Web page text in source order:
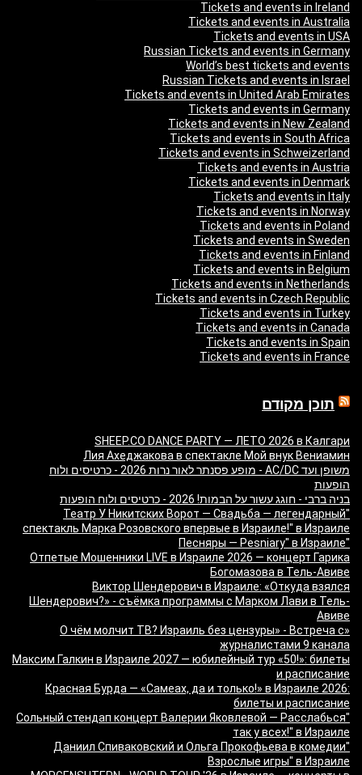
Tickets and events in Ireland
Tickets and events in Australia
Tickets and events in USA
Russian Tickets and events in Germany
World’s best tickets and events
Russian Tickets and events in Israel
Tickets and events in United Arab Emirates
Tickets and events in Germany
Tickets and events in New Zealand
Tickets and events in South Africa
Tickets and events in Schweizerland
Tickets and events in Austria
Tickets and events in Denmark
Tickets and events in Italy
Tickets and events in Norway
Tickets and events in Poland
Tickets and events in Sweden
Tickets and events in Finland
Tickets and events in Belgium
Tickets and events in Netherlands
Tickets and events in Czech Republic
Tickets and events in Turkey
Tickets and events in Canada
Tickets and events in Spain
Tickets and events in France
תוכן מקודם
SHEEP.CO DANCE PARTY — ЛЕТО 2026 в Калгари
Лия Ахеджакова в спектакле Мой внук Вениамин
משופן ועד AC/DC - מופע פסנתר לאור נרות 2026 - כרטיסים ולוח
הופעות
בניה ברבי - חוגג עשור על הבמות! 2026 - כרטיסים ולוח הופעות
"Театр У Никитских Ворот — Свадьба — легендарный
спектакль Марка Розовского впервые в Израиле!" в Израиле
"Песняры — Pesniary" в Израиле
Отпетые Мошенники LIVE в Израиле 2026 — концерт Гарика
Богомазова в Тель-Авиве
Виктор Шендерович в Израиле: «Откуда взялся
Шендерович?» - съёмка программы с Марком Лави в Тель-
Авиве
«О чём молчит ТВ? Израиль без цензуры» - Встреча с
журналистами 9 канала
Максим Галкин в Израиле 2027 — юбилейный тур «50!»: билеты
и расписание
Красная Бурда — «Самеах, да и только!» в Израиле 2026:
билеты и расписание
"Сольный стендап концерт Валерии Яковлевой — Расслабься
так у всех!" в Израиле
"Даниил Спиваковский и Ольга Прокофьева в комедии
Взрослые игры" в Израиле